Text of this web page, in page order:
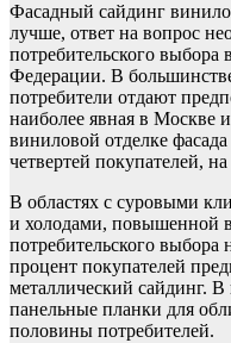
Фасадный сайдинг
лучше, ответ на вопрос
потребительского выбора
Федерации. В
потребители отдают
наиболее явная в Москве
виниловой отделке
четвертей покупателей,
В областях с суровыми
и холодами, повышенной
потребительского
процент покупателей
металлический сайдинг. В
панельные планки для
половины потребителей.